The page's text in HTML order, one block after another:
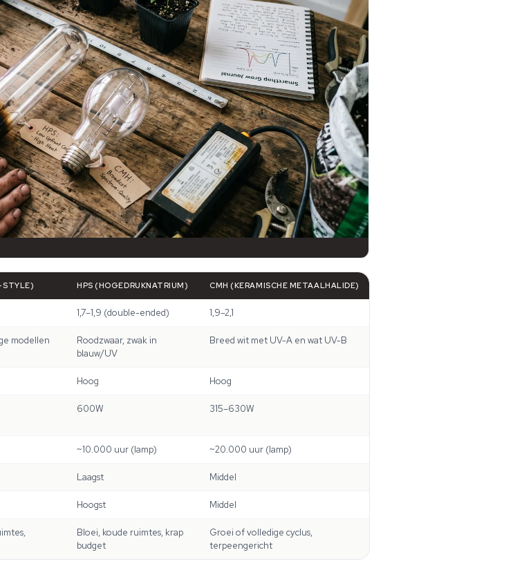
STYLE) HPS (HOGEDRUKNATRIUM) CMH (KERAMISCHE METAALHALIDE)
1,7–1,9 (double-ended) 1,9–2,1
modellen
Roodzwaar, zwak in
blauw/UV
Breed wit met UV-A en wat UV-B
Hoog Hoog
600W 315–630W
~10.000 uur (lamp) ~20.000 uur (lamp)
Laagst Middel
Hoogst Middel
Bloei, koude ruimtes, krap
budget
Groei of volledige cyclus,
terpeengericht